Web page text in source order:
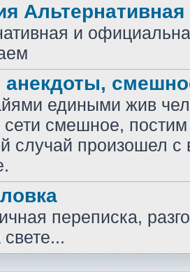
и
едиными жив
сети смешное,
случай произошел с
переписка,